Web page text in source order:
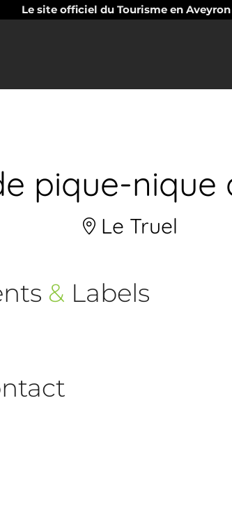
Le site officiel du Tourisme en Aveyron
pique-nique
Le Truel
& Labels